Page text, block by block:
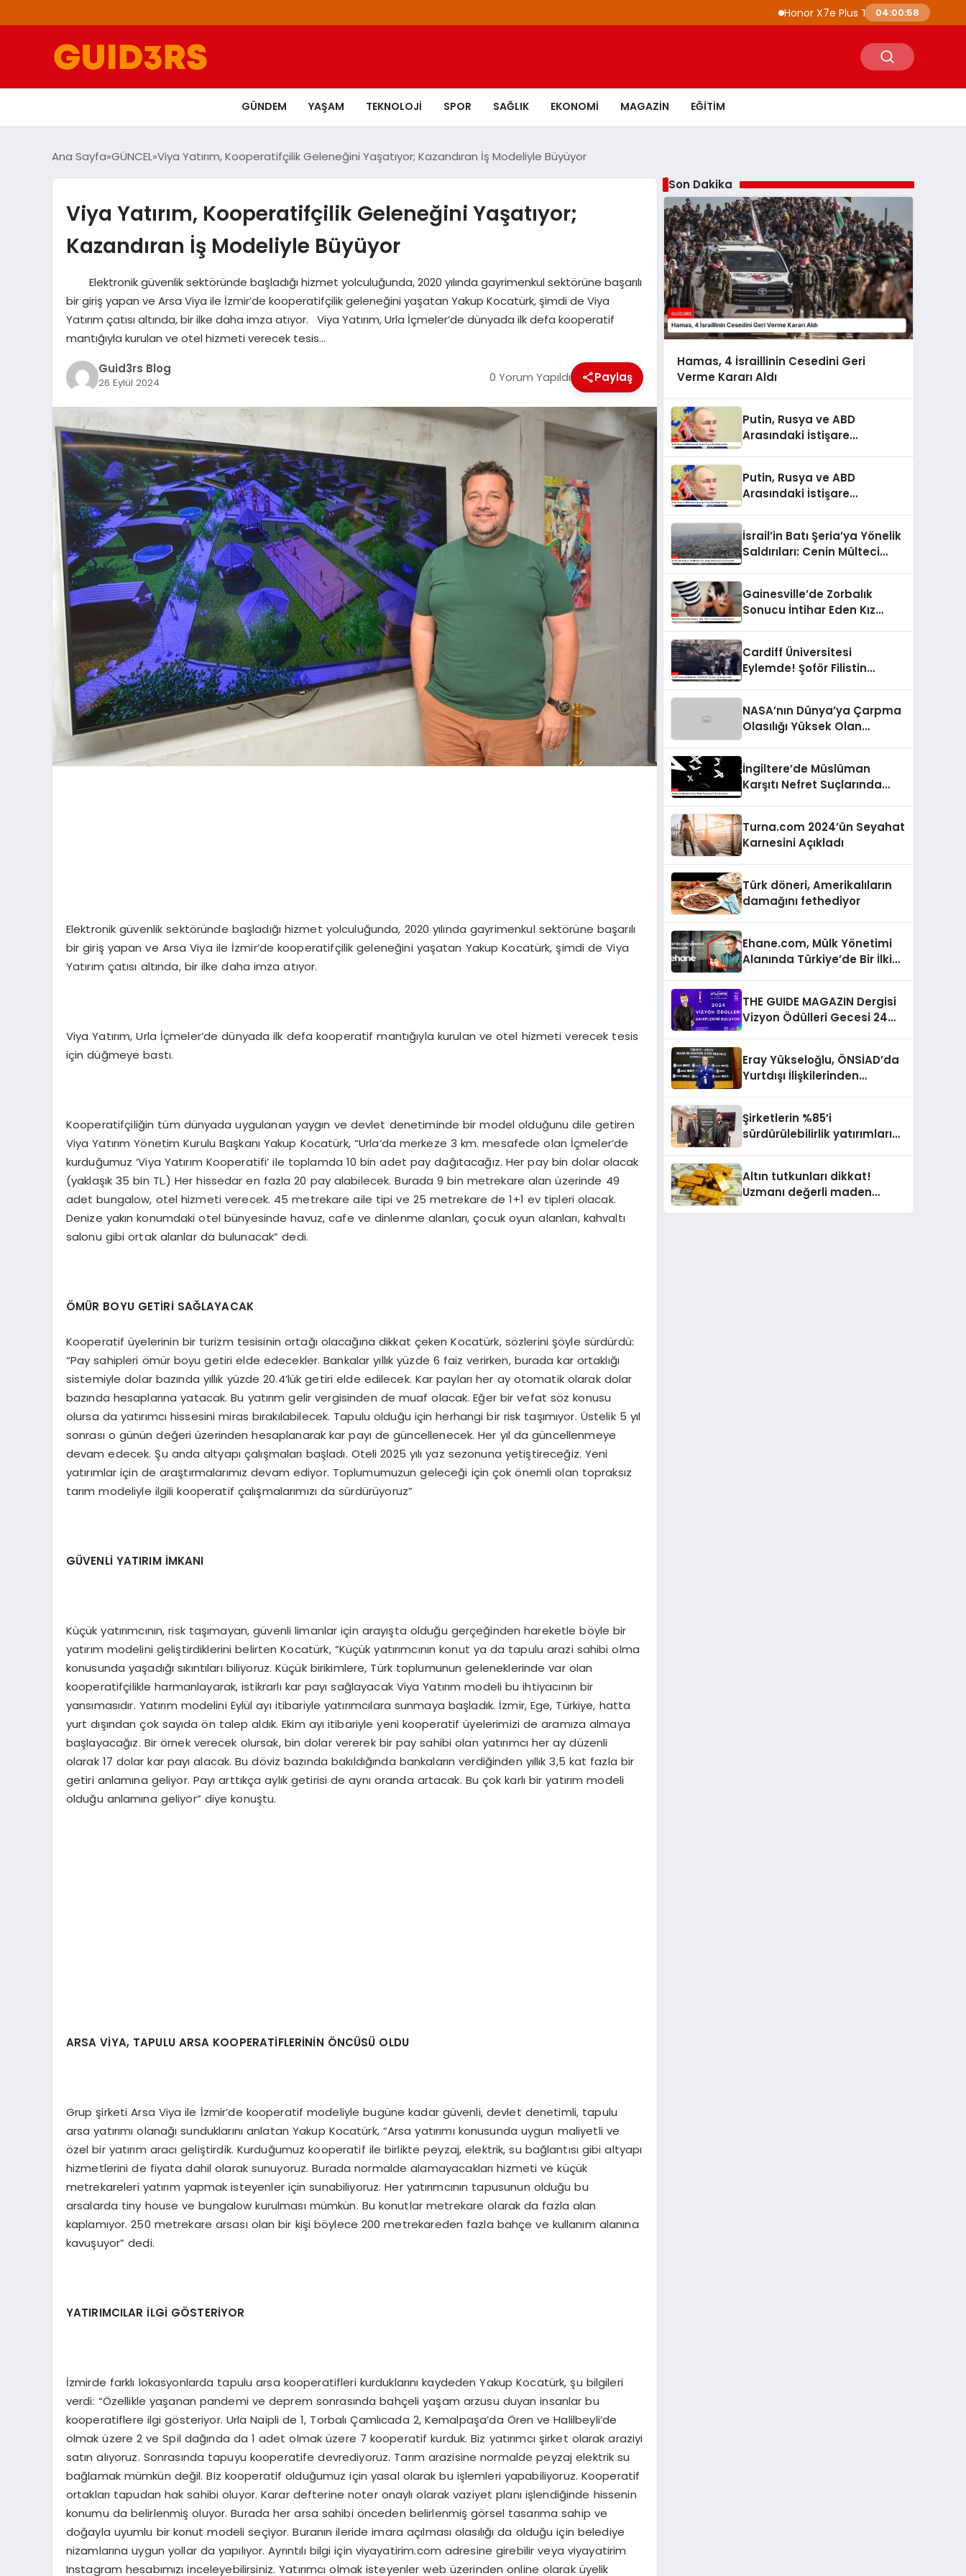
Honor X7e Plus Tanıtıldı 8100 mAh Batarya
04:00:59
GÜNDEM YAŞAM TEKNOLOJI SPOR SAĞLIK EKONOMI MAGAZIN EĞITIM
Ana Sayfa GÜNCEL Viya Yatırım, Kooperatifçilik Geleneğini Yaşatıyor; Kazandıran İş Modeliyle Büyüyor
Viya Yatırım, Kooperatifçilik Geleneğini Yaşatıyor;
Kazandıran İş Modeliyle Büyüyor
Elektronik güvenlik sektöründe başladığı hizmet yolculuğunda, 2020 yılında gayrimenkul sektörüne başarılı
bir giriş yapan ve Arsa Viya ile İzmir’de kooperatifçilik geleneğini yaşatan Yakup Kocatürk, şimdi de Viya
Yatırım çatısı altında, bir ilke daha imza atıyor. Viya Yatırım, Urla İçmeler’de dünyada ilk defa kooperatif
mantığıyla kurulan ve otel hizmeti verecek tesis…
Guid3rs Blog
26 Eylül 2024 0 Yorum Yapıldı Paylaş
Elektronik güvenlik sektöründe başladığı hizmet yolculuğunda, 2020 yılında gayrimenkul sektörüne başarılı
bir giriş yapan ve Arsa Viya ile İzmir’de kooperatifçilik geleneğini yaşatan Yakup Kocatürk, şimdi de Viya
Yatırım çatısı altında, bir ilke daha imza atıyor.
Viya Yatırım, Urla İçmeler’de dünyada ilk defa kooperatif mantığıyla kurulan ve otel hizmeti verecek tesis
için düğmeye bastı.
Kooperatifçiliğin tüm dünyada uygulanan yaygın ve devlet denetiminde bir model olduğunu dile getiren
Viya Yatırım Yönetim Kurulu Başkanı Yakup Kocatürk, “Urla’da merkeze 3 km. mesafede olan İçmeler’de
kurduğumuz ‘Viya Yatırım Kooperatifi’ ile toplamda 10 bin adet pay dağıtacağız. Her pay bin dolar olacak
(yaklaşık 35 bin TL.) Her hissedar en fazla 20 pay alabilecek. Burada 9 bin metrekare alan üzerinde 49
adet bungalow, otel hizmeti verecek. 45 metrekare aile tipi ve 25 metrekare de 1+1 ev tipleri olacak.
Denize yakın konumdaki otel bünyesinde havuz, cafe ve dinlenme alanları, çocuk oyun alanları, kahvaltı
salonu gibi ortak alanlar da bulunacak” dedi.
ÖMÜR BOYU GETİRİ SAĞLAYACAK
Kooperatif üyelerinin bir turizm tesisinin ortağı olacağına dikkat çeken Kocatürk, sözlerini şöyle sürdürdü:
“Pay sahipleri ömür boyu getiri elde edecekler. Bankalar yıllık yüzde 6 faiz verirken, burada kar ortaklığı
sistemiyle dolar bazında yıllık yüzde 20.4’lük getiri elde edilecek. Kar payları her ay otomatik olarak dolar
bazında hesaplarına yatacak. Bu yatırım gelir vergisinden de muaf olacak. Eğer bir vefat söz konusu
olursa da yatırımcı hissesini miras bırakılabilecek. Tapulu olduğu için herhangi bir risk taşımıyor. Üstelik 5 yıl
sonrası o günün değeri üzerinden hesaplanarak kar payı de güncellenecek. Her yıl da güncellenmeye
devam edecek. Şu anda altyapı çalışmaları başladı. Oteli 2025 yılı yaz sezonuna yetiştireceğiz. Yeni
yatırımlar için de araştırmalarımız devam ediyor. Toplumumuzun geleceği için çok önemli olan topraksız
tarım modeliyle ilgili kooperatif çalışmalarımızı da sürdürüyoruz”
GÜVENLİ YATIRIM İMKANI
Küçük yatırımcının, risk taşımayan, güvenli limanlar için arayışta olduğu gerçeğinden hareketle böyle bir
yatırım modelini geliştirdiklerini belirten Kocatürk, “Küçük yatırımcının konut ya da tapulu arazi sahibi olma
konusunda yaşadığı sıkıntıları biliyoruz. Küçük birikimlere, Türk toplumunun geleneklerinde var olan
kooperatifçilikle harmanlayarak, istikrarlı kar payı sağlayacak Viya Yatırım modeli bu ihtiyacının bir
yansımasıdır. Yatırım modelini Eylül ayı itibariyle yatırımcılara sunmaya başladık. İzmir, Ege, Türkiye, hatta
yurt dışından çok sayıda ön talep aldık. Ekim ayı itibariyle yeni kooperatif üyelerimizi de aramıza almaya
başlayacağız. Bir örnek verecek olursak, bin dolar vererek bir pay sahibi olan yatırımcı her ay düzenli
olarak 17 dolar kar payı alacak. Bu döviz bazında bakıldığında bankaların verdiğinden yıllık 3,5 kat fazla bir
getiri anlamına geliyor. Payı arttıkça aylık getirisi de aynı oranda artacak. Bu çok karlı bir yatırım modeli
olduğu anlamına geliyor” diye konuştu.
ARSA VİYA, TAPULU ARSA KOOPERATİFLERİNİN ÖNCÜSÜ OLDU
Grup şirketi Arsa Viya ile İzmir’de kooperatif modeliyle bugüne kadar güvenli, devlet denetimli, tapulu
arsa yatırımı olanağı sunduklarını anlatan Yakup Kocatürk, “Arsa yatırımı konusunda uygun maliyetli ve
özel bir yatırım aracı geliştirdik. Kurduğumuz kooperatif ile birlikte peyzaj, elektrik, su bağlantısı gibi altyapı
hizmetlerini de fiyata dahil olarak sunuyoruz. Burada normalde alamayacakları hizmeti ve küçük
metrekareleri yatırım yapmak isteyenler için sunabiliyoruz. Her yatırımcının tapusunun olduğu bu
arsalarda tiny house ve bungalow kurulması mümkün. Bu konutlar metrekare olarak da fazla alan
kaplamıyor. 250 metrekare arsası olan bir kişi böylece 200 metrekareden fazla bahçe ve kullanım alanına
kavuşuyor” dedi.
YATIRIMCILAR İLGİ GÖSTERİYOR
İzmirde farklı lokasyonlarda tapulu arsa kooperatifleri kurduklarını kaydeden Yakup Kocatürk, şu bilgileri
verdi: “Özellikle yaşanan pandemi ve deprem sonrasında bahçeli yaşam arzusu duyan insanlar bu
kooperatiflere ilgi gösteriyor. Urla Naipli de 1, Torbalı Çamlıcada 2, Kemalpaşa’da Ören ve Halilbeyli’de
olmak üzere 2 ve Spil dağında da 1 adet olmak üzere 7 kooperatif kurduk. Biz yatırımcı şirket olarak araziyi
satın alıyoruz. Sonrasında tapuyu kooperatife devrediyoruz. Tarım arazisine normalde peyzaj elektrik su
bağlamak mümkün değil. Biz kooperatif olduğumuz için yasal olarak bu işlemleri yapabiliyoruz. Kooperatif
ortakları tapudan hak sahibi oluyor. Karar defterine noter onaylı olarak vaziyet planı işlendiğinde hissenin
konumu da belirlenmiş oluyor. Burada her arsa sahibi önceden belirlenmiş görsel tasarıma sahip ve
doğayla uyumlu bir konut modeli seçiyor. Buranın ileride imara açılması olasılığı da olduğu için belediye
nizamlarına uygun yollar da yapılıyor. Ayrıntılı bilgi için viyayatirim.com adresine girebilir veya viyayatirim
Instagram hesabımızı inceleyebilirsiniz. Yatırımcı olmak isteyenler web üzerinden online olarak üyelik
Son Dakika
Hamas, 4 İsraillinin Cesedini Geri
Verme Kararı Aldı
Putin, Rusya ve ABD
Arasındaki İstişare
Putin, Rusya ve ABD
Arasındaki İstişare
İsrail’in Batı Şeria’ya Yönelik
Saldırıları: Cenin Mülteci
Gainesville’de Zorbalık
Sonucu İntihar Eden Kız
Cardiff Üniversitesi
Eylemde! Şoför Filistin
NASA’nın Dünya’ya Çarpma
Olasılığı Yüksek Olan
İngiltere’de Müslüman
Karşıtı Nefret Suçlarında
Turna.com 2024’ün Seyahat
Karnesini Açıkladı
Türk döneri, Amerikalıların
damağını fethediyor
Ehane.com, Mülk Yönetimi
Alanında Türkiye’de Bir İlki
THE GUIDE MAGAZIN Dergisi
Vizyon Ödülleri Gecesi 24
Eray Yükseloğlu, ÖNSİAD’da
Yurtdışı İlişkilerinden
Şirketlerin %85’i
sürdürülebilirlik yatırımlarını
Altın tutkunları dikkat!
Uzmanı değerli maden